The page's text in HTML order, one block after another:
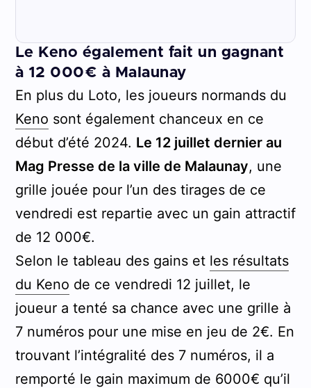
Le Keno également fait un gagnant
à 12 000€ à Malaunay
En plus du Loto, les joueurs normands du
Keno sont également chanceux en ce
début d’été 2024. Le 12 juillet dernier au
Mag Presse de la ville de Malaunay, une
grille jouée pour l’un des tirages de ce
vendredi est repartie avec un gain attractif
de 12 000€.
Selon le tableau des gains et les résultats
du Keno de ce vendredi 12 juillet, le
joueur a tenté sa chance avec une grille à
7 numéros pour une mise en jeu de 2€. En
trouvant l’intégralité des 7 numéros, il a
remporté le gain maximum de 6000€ qu’il